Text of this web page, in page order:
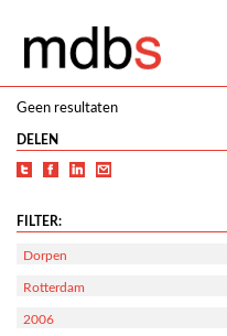
Geen resultaten
DELEN
FILTER:
Dorpen
Rotterdam
2006